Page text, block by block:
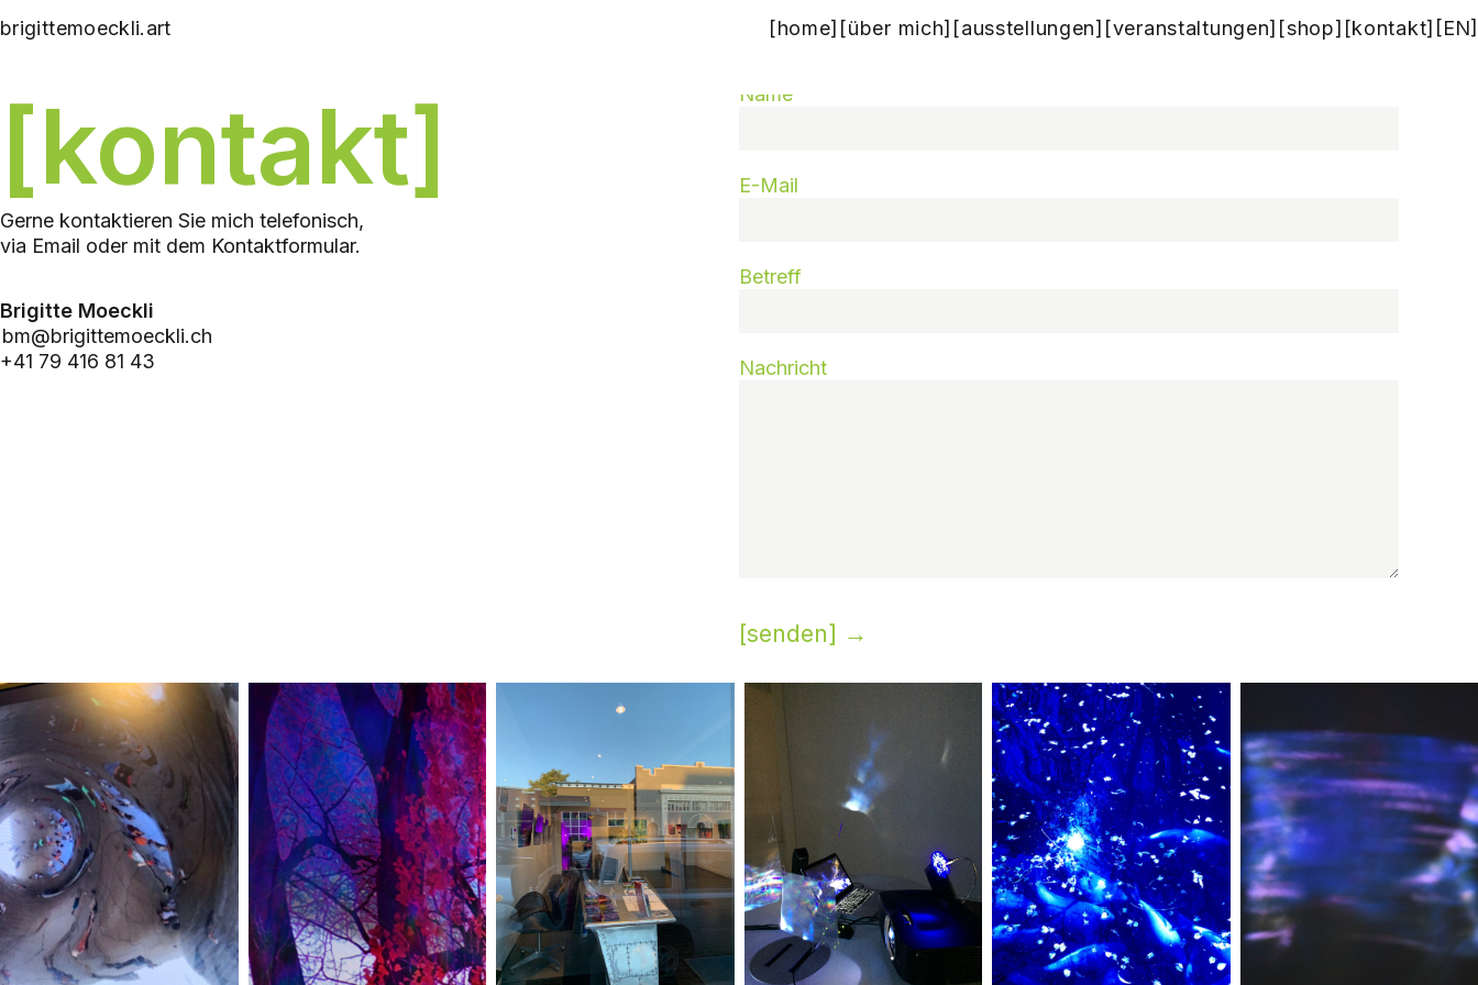
brigittemoeckli.art [home] [über mich] [ausstellungen] [veranstaltungen] [shop] [kontakt] [EN]
[kontakt]
Gerne kontaktieren Sie mich telefonisch,
via Email oder mit dem Kontaktformular.
Brigitte Moeckli
bm@brigittemoeckli.ch
+41 79 416 81 43
Kontakt Aufnehmen
Name
E-Mail
Betreff
Nachricht